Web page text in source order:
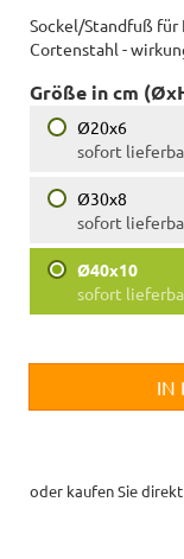
Sockel/Standfuß für
Cortenstahl -
Größe in cm
Ø20x6
sofort
Ø30x8
sofort
Ø40x10
sofort
IN
oder kaufen Sie